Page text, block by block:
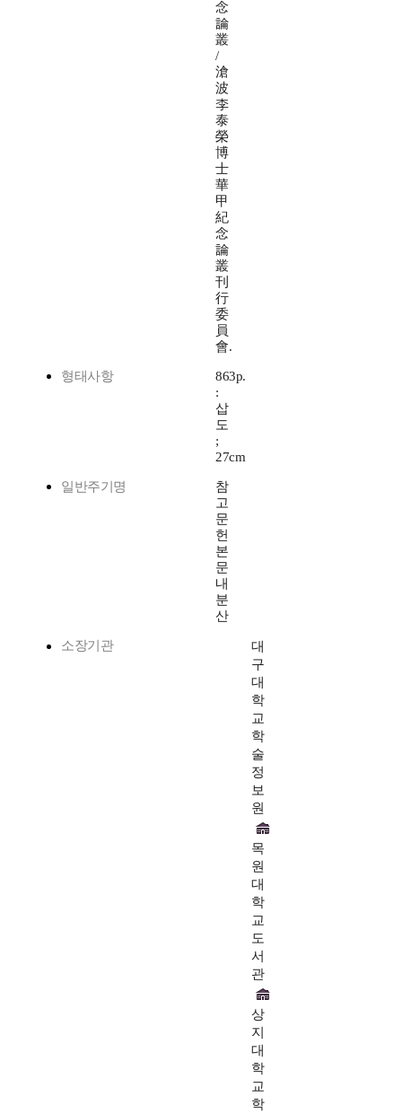
念
論
叢
/
滄
波
李
泰
榮
博
士
華
甲
紀
念
論
叢
刊
行
委
員
會.
형태사항
863p.
:
삽
도
;
27cm
일반주기명
참
고
문
헌
본
문
내
분
산
소장기관
대
구
대
학
교
학
술
정
보
원
목
원
대
학
교
도
서
관
상
지
대
학
교
학